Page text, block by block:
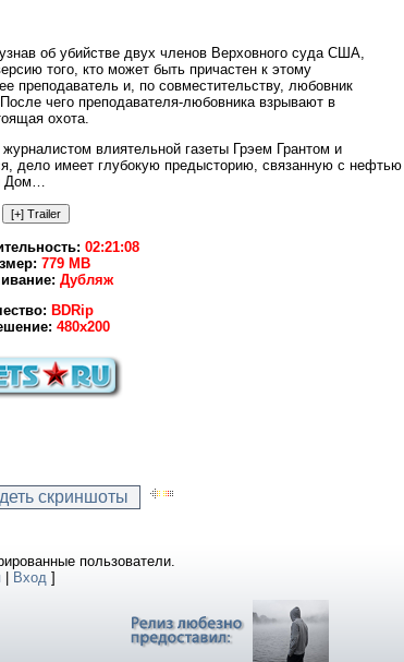
об убийстве двух членов Верховного суда США,
того, кто может быть причастен к этому
преподаватель и, по совместительству, любовник
чего преподавателя-любовника взрывают в
охота.
влиятельной газеты Грэем Грантом и
дело имеет глубокую предысторию, связанную с нефтью
Дом…
02:21:08
779 MB
Дубляж
BDRip
480x200
пользователи.
Вход ]